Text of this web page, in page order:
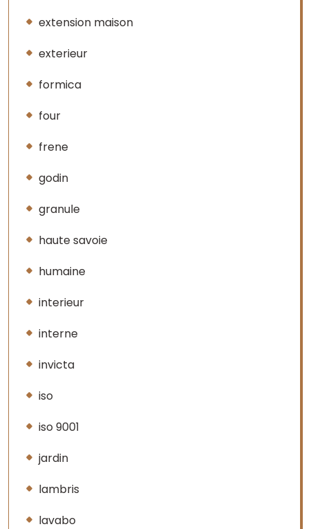
extension maison
exterieur
formica
four
frene
godin
granule
haute savoie
humaine
interieur
interne
invicta
iso
iso 9001
jardin
lambris
lavabo